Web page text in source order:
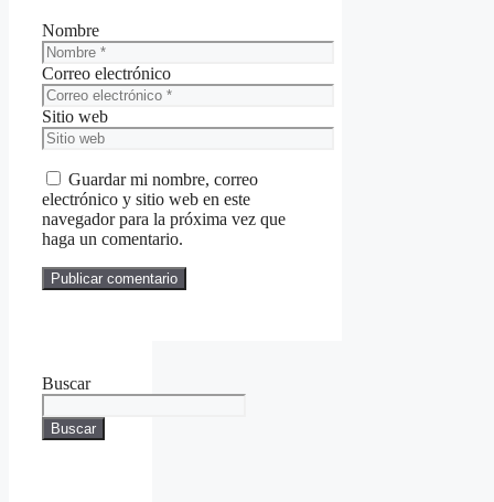
Nombre
Correo electrónico
Sitio web
Guardar mi nombre, correo
electrónico y sitio web en este
navegador para la próxima vez que
haga un comentario.
Buscar
Buscar